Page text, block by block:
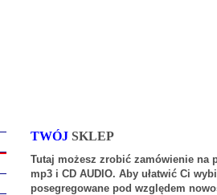
TWÓJ SKLEP
Tutaj możesz zrobić zamówienie na
mp3 i CD AUDIO. Aby ułatwić Ci
posegregowane pod względem